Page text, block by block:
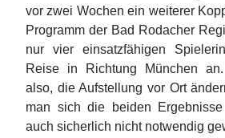
vor zwei Wochen ein weiterer
Programm der Bad Rodacher
nur vier einsatzfähigen
Reise in Richtung München
also, die Aufstellung vor Ort
man sich die beiden
auch sicherlich nicht notwendig